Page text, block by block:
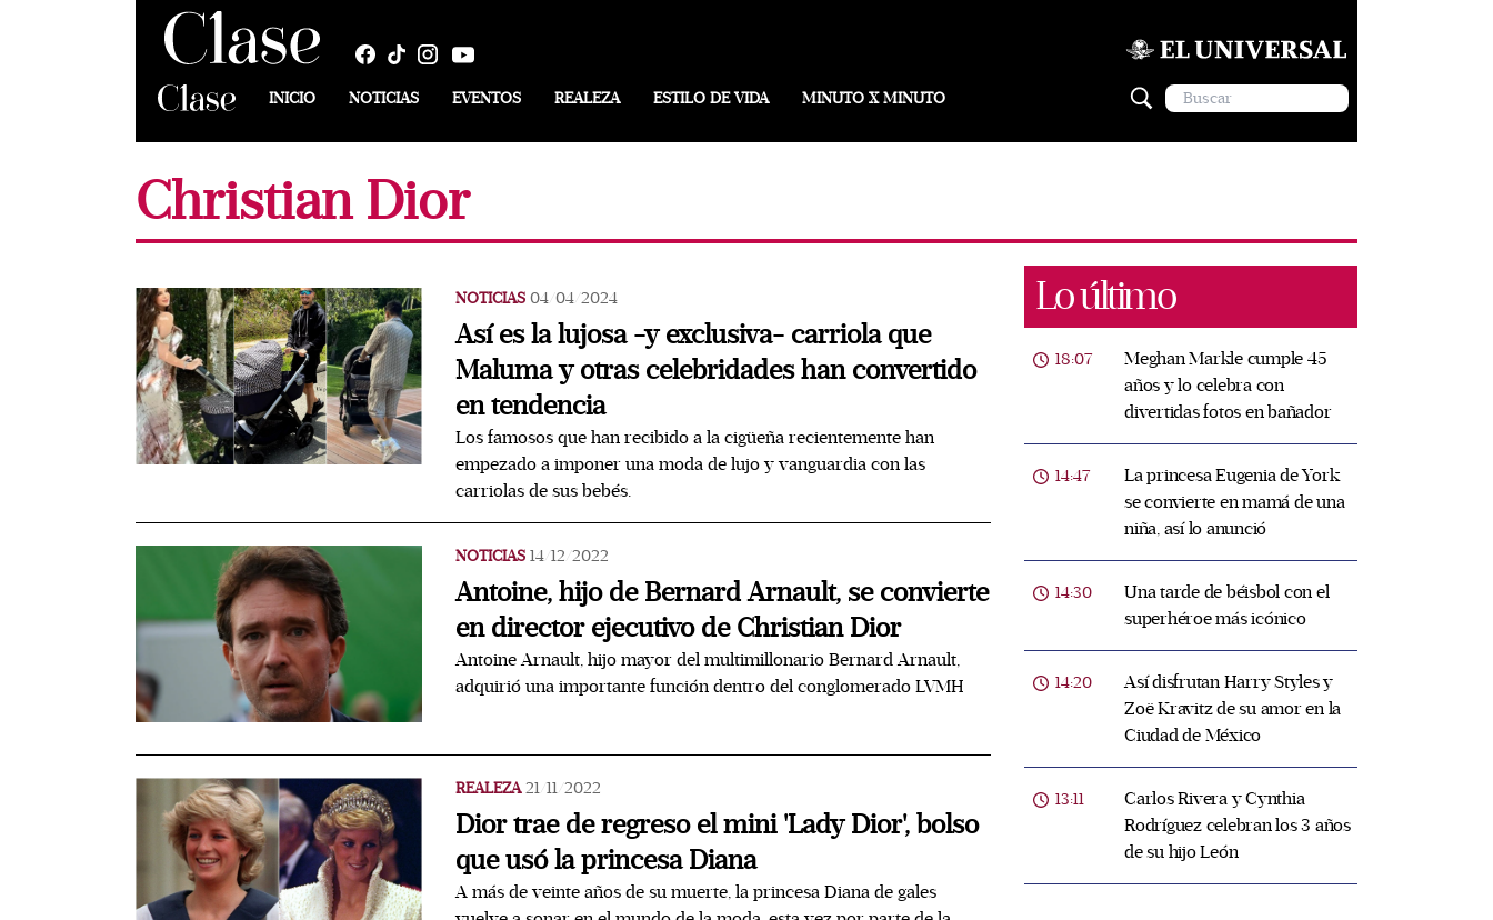
INICIO NOTICIAS EVENTOS REALEZA ESTILO DE VIDA MINUTO X MINUTO
Christian Dior
NOTICIAS 04/04/2024
Así es la lujosa -y exclusiva- carriola que
Maluma y otras celebridades han convertido
en tendencia
Los famosos que han recibido a la cigüeña recientemente han
empezado a imponer una moda de lujo y vanguardia con las
carriolas de sus bebés.
NOTICIAS 14/12/2022
Antoine, hijo de Bernard Arnault, se convierte
en director ejecutivo de Christian Dior
Antoine Arnault, hijo mayor del multimillonario Bernard Arnault,
adquirió una importante función dentro del conglomerado LVMH
REALEZA 21/11/2022
Dior trae de regreso el mini 'Lady Dior', bolso
que usó la princesa Diana
A más de veinte años de su muerte, la princesa Diana de gales
Lo último
18:07
Meghan Markle cumple 45
años y lo celebra con
divertidas fotos en bañador
14:47
La princesa Eugenia de York
se convierte en mamá de una
niña, así lo anunció
14:30
Una tarde de béisbol con el
superhéroe más icónico
14:20
Así disfrutan Harry Styles y
Zoë Kravitz de su amor en la
Ciudad de México
13:11
Carlos Rivera y Cynthia
Rodríguez celebran los 3 años
de su hijo León